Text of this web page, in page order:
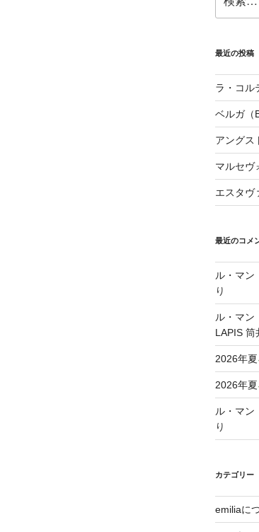
索:
最近の投稿
ラ・コル
ベルガ（
アングス
マルセヴ
エスタヴ
最近のコメ
ル・マン
り
ル・マン
LAPIS
2026年夏
2026年夏
ル・マン
り
カテゴリー
emiliaに